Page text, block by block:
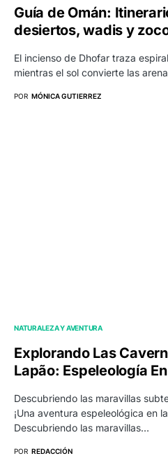
Guía de Omán:
desiertos, wadis y
El incienso de Dhofar traza
mientras el sol convierte las
POR MÓNICA GUTIERREZ
NATURALEZA Y AVENTURA
Explorando Las
Lapão: Espeleología
Descubriendo las maravillas
¡Una aventura espeleológica en
Descubriendo las maravillas…
POR REDACCIÓN